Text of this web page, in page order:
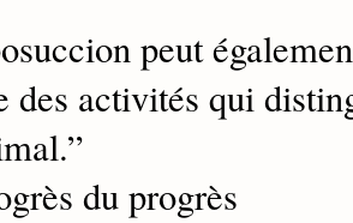
peut
des activités qui
”
du progrès